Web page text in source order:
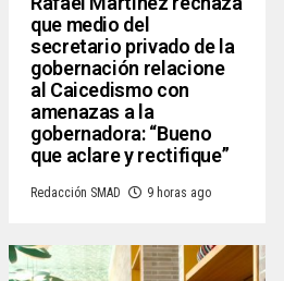
que medio del
secretario privado de la
gobernación relacione
al Caicedismo con
amenazas a la
gobernadora: “Bueno
que aclare y rectifique”
Redacción SMAD 9 horas ago